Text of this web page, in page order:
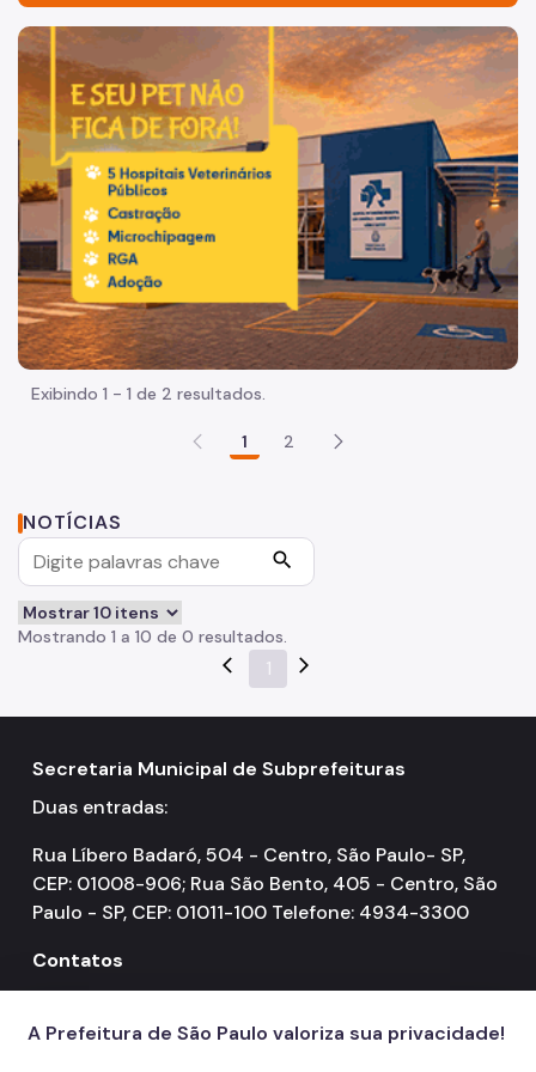
Organização
Quem somos
Histórico
Legislação
Obra Pública
Instruções e Procedimentos
Cadastramento da Permissionária
Programação Quadrimestral
Restituição da caução
Cadastramento de obra
Vista e cópia de processos
Downloads
Imagem de um cachorro caramelo e uma gata rajada,
Exibindo 1 - 1 de 2 resultados.
1 2
NOTÍCIAS
search
Mostrando 1 a 10 de 0 resultados.
arrow_back_ios 1 arrow_forward_ios
Secretaria Municipal de Subprefeituras
Duas entradas:
Rua Líbero Badaró, 504 - Centro, São Paulo- SP,
CEP: 01008-906; Rua São Bento, 405 - Centro, São
Paulo - SP, CEP: 01011-100 Telefone: 4934-3300
Contatos
156
A Prefeitura de São Paulo valoriza sua privacidade!